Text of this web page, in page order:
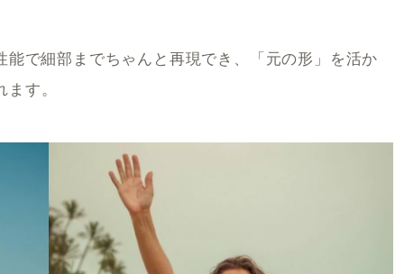
で細部までちゃんと再現でき、「元の形」を活か
す。